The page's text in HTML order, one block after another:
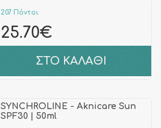
207 Πόντοι
25.70€
ΣΤΟ ΚΑΛΑΘΙ
SYNCHROLINE - Aknicare Sun
SPF30 | 50ml